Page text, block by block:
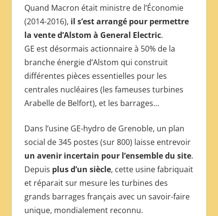
Quand Macron était ministre de l’Économie
(2014-2016), il s’est arrangé pour permettre
la vente d’Alstom à General Electric.
GE est désormais actionnaire à 50% de la
branche énergie d’Alstom qui construit
différentes pièces essentielles pour les
centrales nucléaires (les fameuses turbines
Arabelle de Belfort), et les barrages…
Dans l’usine GE-hydro de Grenoble, un plan
social de 345 postes (sur 800) laisse entrevoir
un avenir incertain pour l’ensemble du site.
Depuis plus d’un siècle, cette usine fabriquait
et réparait sur mesure les turbines des
grands barrages français avec un savoir-faire
unique, mondialement reconnu.